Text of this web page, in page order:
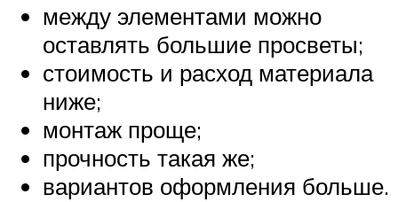
между элементами можно
оставлять большие просветы;
стоимость и расход материала
ниже;
монтаж проще;
прочность такая же;
вариантов оформления больше.